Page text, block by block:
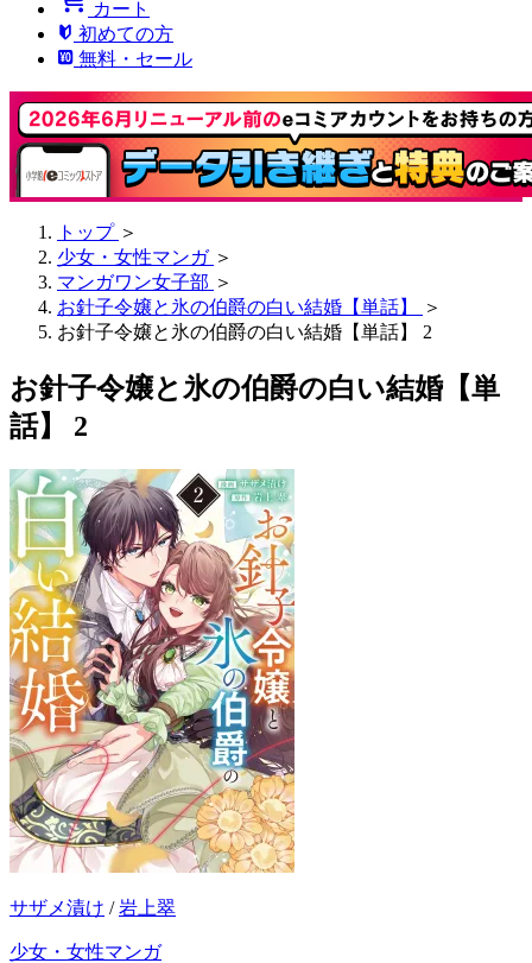
カート
初めての方
無料・セール
トップ ＞
少女・女性マンガ ＞
マンガワン女子部 ＞
お針子令嬢と氷の伯爵の白い結婚【単話】
＞
お針子令嬢と氷の伯爵の白い結婚【単話】 2
お針子令嬢と氷の伯爵の白い結婚【単
話】 2
サザメ漬け /岩上翠
少女・女性マンガ